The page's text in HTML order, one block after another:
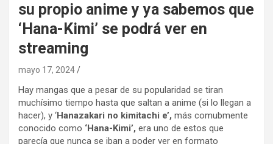
su propio anime y ya sabemos que
‘Hana-Kimi’ se podrá ver en
streaming
mayo 17, 2024
Hay mangas que a pesar de su popularidad se tiran
muchísimo tiempo hasta que saltan a anime (si lo llegan a
hacer), y ‘Hanazakari no kimitachi e’, más comubmente
conocido como ‘Hana-Kimi’, era uno de estos que
parecía que nunca se iban a poder ver en formato